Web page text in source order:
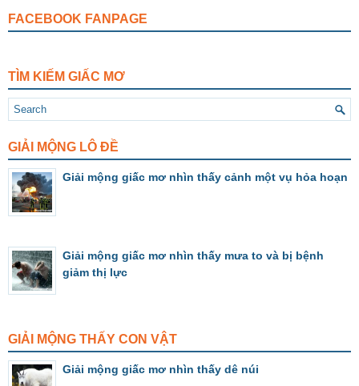
FACEBOOK FANPAGE
TÌM KIẾM GIẤC MƠ
GIẢI MỘNG LÔ ĐỀ
Giải mộng giấc mơ nhìn thấy cảnh một vụ hỏa hoạn
Giải mộng giấc mơ nhìn thấy mưa to và bị bệnh
giảm thị lực
GIẢI MỘNG THẤY CON VẬT
Giải mộng giấc mơ nhìn thấy dê núi